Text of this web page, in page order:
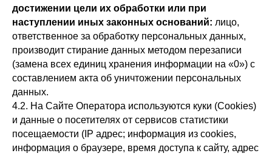
достижении цели их обработки или при
наступлении иных законных оснований: лицо,
ответственное за обработку персональных данных,
производит стирание данных методом перезаписи
(замена всех единиц хранения информации на «0») с
составлением акта об уничтожении персональных
данных.
4.2. На Сайте Оператора используются куки (Cookies)
и данные о посетителях от сервисов статистики
посещаемости (IP адрес; информация из cookies,
информация о браузере, время доступа к сайту, адрес